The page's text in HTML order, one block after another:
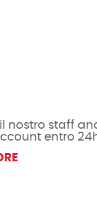
nostro staff
entro